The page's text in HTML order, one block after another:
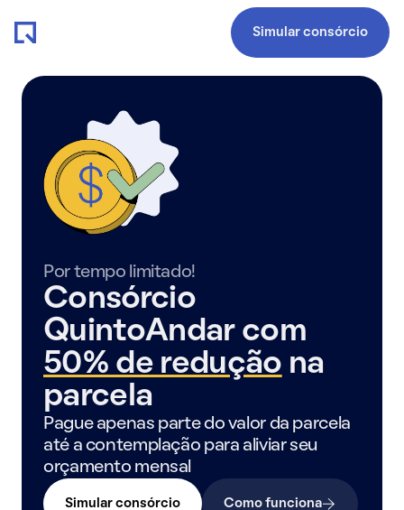
Simular consórcio
Por tempo limitado!
Consórcio
QuintoAndar com
50% de redução na
parcela
Pague apenas parte do valor da parcela
até a contemplação para aliviar seu
orçamento mensal
Simular consórcio Como funciona